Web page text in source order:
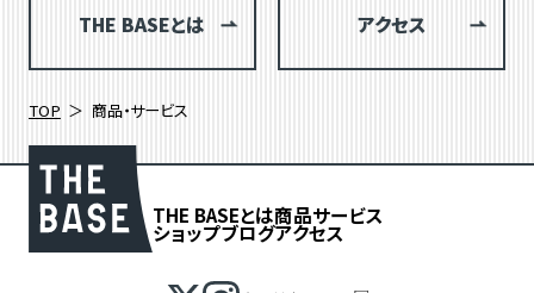
THE BASEとは アクセス
TOP 商品・サービス
THE BASEとは商品サービス
ショップブログアクセス